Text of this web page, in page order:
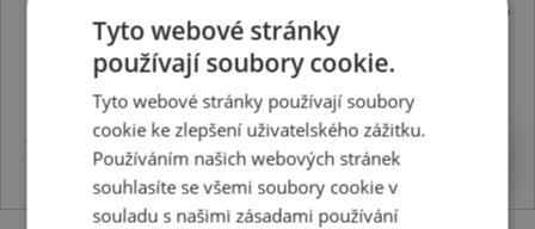
do 24. 8. 2026
Přívěsek Emozioni Giorno e Notte
Rose Gold Coin
2493 Kč
Koupit
Tyto webové stránky
používají soubory cookie.
Tyto webové stránky používají soubory
cookie ke zlepšení uživatelského zážitku.
Používáním našich webových stránek
souhlasíte se všemi soubory cookie v
souladu s našimi zásadami používání